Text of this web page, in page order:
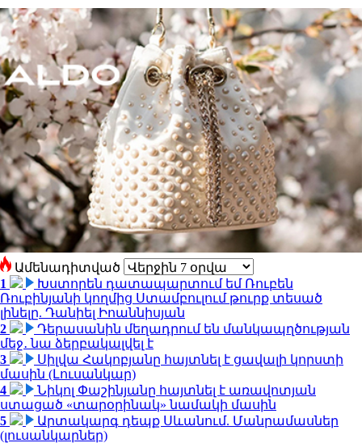
Ամենադիտված
1
Խստորեն դատապարտում եմ Ռուբեն
Ռուբինյանի կողմից Ստամբուլում թուրք տեսած
լինելը. Դանիել Իոաննիսյան
2
Դերասանին մեղադրում են մանկապղծության
մեջ․ նա ձերբակալվել է
3
Սիլվա Հակոբյանը հայտնել է ցավալի կորստի
մասին (Լուսանկար)
4
Նիկոլ Փաշինյանը հայտնել է առավոտյան
ստացած «տարօրինակ» նամակի մասին
5
Արտակարգ դեպք Սևանում. Մանրամասներ
(լուսանկարներ)